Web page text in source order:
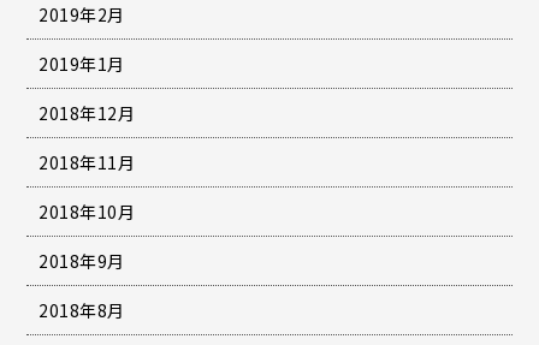
2019年2月
2019年1月
2018年12月
2018年11月
2018年10月
2018年9月
2018年8月